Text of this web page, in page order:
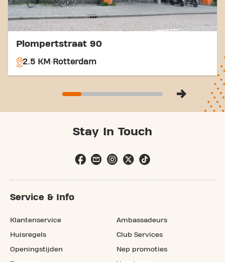
naar Basic-Fit Rotterdam Jan Ligthartstraat in
Rotterdam en maak deel uit van onze
fitnessgemeenschap.
Plompertstraat 90
2.5 KM Rotterdam
Stay In Touch
Service & Info
Klantenservice
Huisregels
Openingstijden
Ambassadeurs
Club Services
Nep promoties